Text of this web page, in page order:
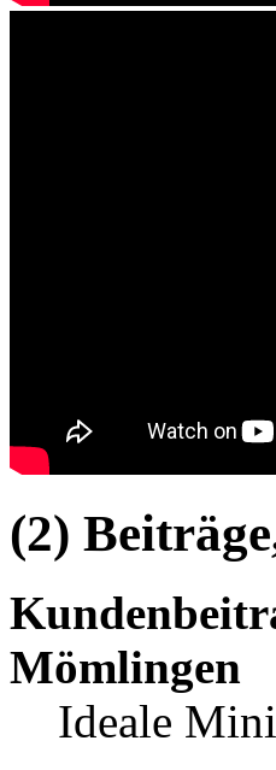
(2)
Mömlingen
Ideale